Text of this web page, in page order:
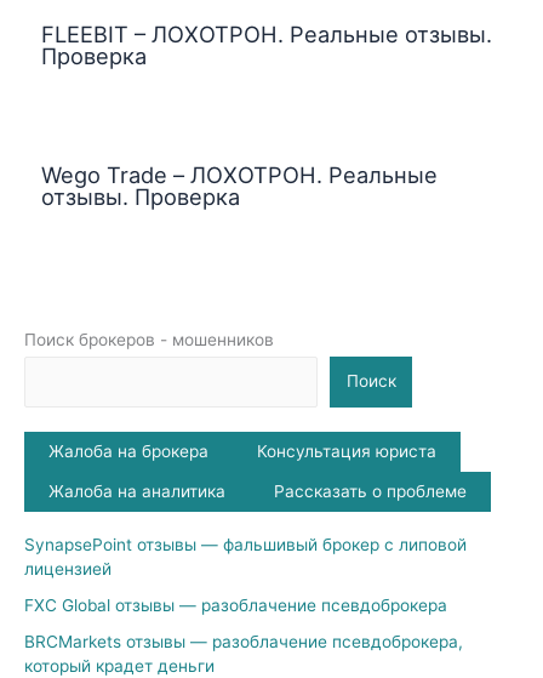
Поиск брокеров - мошенников
Поиск
Жалоба на брокера Консультация юриста
Жалоба на аналитика Рассказать о проблеме
SynapsePoint отзывы — фальшивый брокер с липовой
лицензией
FXC Global отзывы — разоблачение псевдоброкера
BRCMarkets отзывы — разоблачение псевдоброкера,
который крадет деньги
FLEEBIT – ЛОХОТРОН. Реальные отзывы.
Проверка
Wego Trade – ЛОХОТРОН. Реальные
отзывы. Проверка